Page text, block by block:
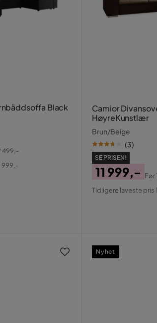
Black
499,-
999,-
Camior
HøyreKunstlær
Brun/Beige
(3)
SE PRISEN!
Pris
11 999,-
Original
Før
Tidligere laveste pris
Nyhet